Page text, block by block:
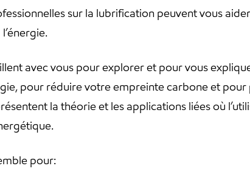
sur la lubrification peuvent vous
avec vous pour explorer et pour vous
pour réduire votre empreinte carbone et
la théorie et les applications liées où
pour: